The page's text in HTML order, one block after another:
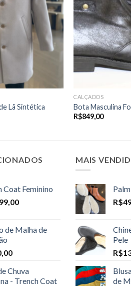
Lã Sintética
CALÇADOS
Bota Masculina
R$849,00
Coat Feminino
de Malha de
Chuva
- Trench Coat
MAIS
R$
Pele
R$
de